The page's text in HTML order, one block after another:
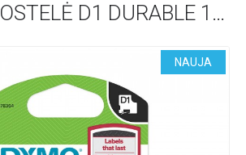
DYMO JUOSTELĖ D1 DURABLE 1978364 12MM X 5.5M JUODAS ANT BALTOS
NAUJA